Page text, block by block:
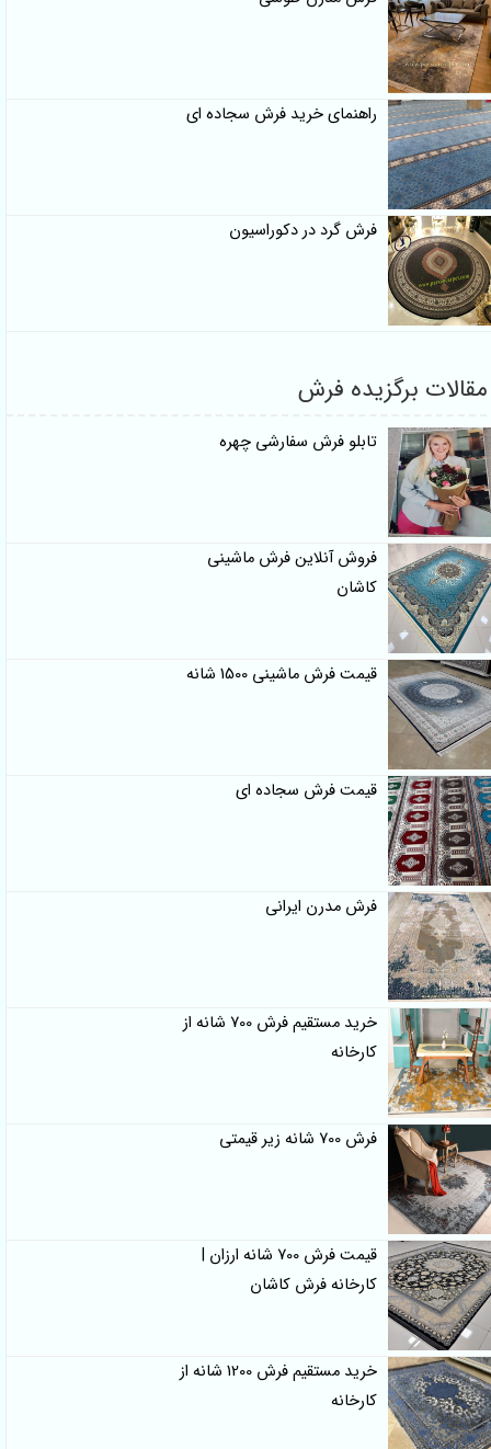
راهنمای خرید فرش سجاده ای
فرش گرد در دکوراسیون
برگزیده فرش
تابلو فرش سفارشی چهره
فروش آنلاین فرش ماشینی
کاشان
قیمت فرش ماشینی 1500 شانه
قیمت فرش سجاده ای
فرش مدرن ایرانی
خرید مستقیم فرش 700 شانه از
کارخانه
فرش 700 شانه زیر قیمتی
قیمت فرش 700 شانه ارزان |
کارخانه فرش کاشان
خرید مستقیم فرش 1200 شانه از
کارخانه